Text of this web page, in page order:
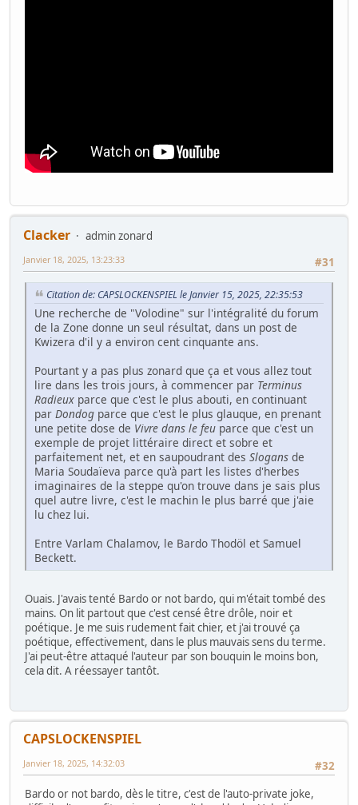
Clacker
admin zonard
#31
Janvier 18, 2025, 13:23:33
Citation de: CAPSLOCKENSPIEL le Janvier 15, 2025, 22:35:53
Une recherche de "Volodine" sur l'intégralité du forum
de la Zone donne un seul résultat, dans un post de
Kwizera d'il y a environ cent cinquante ans.
Pourtant y a pas plus zonard que ça et vous allez tout
lire dans les trois jours, à commencer par Terminus
Radieux parce que c'est le plus abouti, en continuant
par Dondog parce que c'est le plus glauque, en prenant
une petite dose de Vivre dans le feu parce que c'est un
exemple de projet littéraire direct et sobre et
parfaitement net, et en saupoudrant des Slogans de
Maria Soudaïeva parce qu'à part les listes d'herbes
imaginaires de la steppe qu'on trouve dans je sais plus
quel autre livre, c'est le machin le plus barré que j'aie
lu chez lui.
Entre Varlam Chalamov, le Bardo Thodöl et Samuel
Beckett.
Ouais. J'avais tenté Bardo or not bardo, qui m'était tombé des
mains. On lit partout que c'est censé être drôle, noir et
poétique. Je me suis rudement fait chier, et j'ai trouvé ça
poétique, effectivement, dans le plus mauvais sens du terme.
J'ai peut-être attaqué l'auteur par son bouquin le moins bon,
cela dit. A réessayer tantôt.
CAPSLOCKENSPIEL
#32
Janvier 18, 2025, 14:32:03
Bardo or not bardo, dès le titre, c'est de l'auto-private joke,